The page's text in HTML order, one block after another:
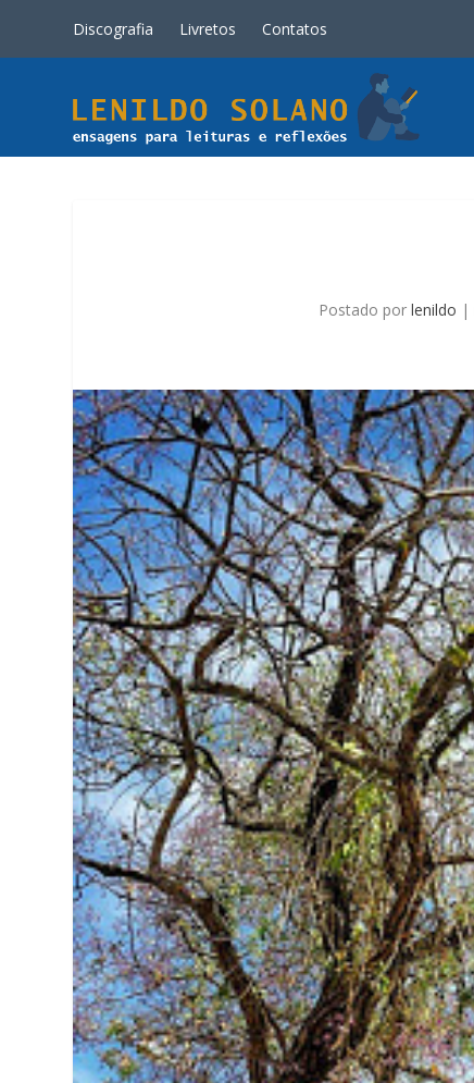
Discografia Livretos Contatos
Postado por lenildo |